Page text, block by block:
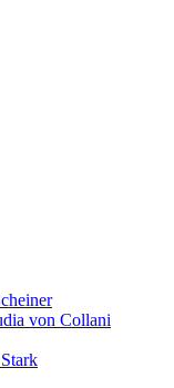
von Collani